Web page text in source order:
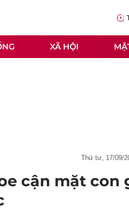
XÃ HỘI
thứ tư, 17/09/
cận mặt con